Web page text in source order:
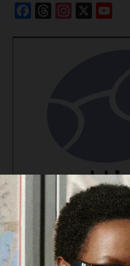
Facebook
Threads
Instagram
X